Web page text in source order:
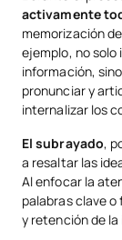
activamente
memorización
ejemplo, no solo
información,
pronunciar y
internalizar los
El subrayado,
a resaltar las
Al enfocar la
palabras clave
y retención de